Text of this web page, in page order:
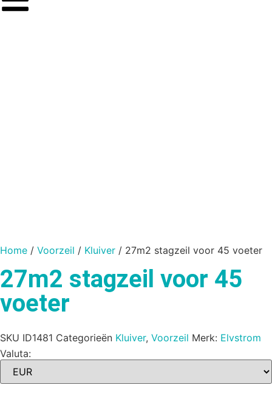
Home / Voorzeil / Kluiver / 27m2 stagzeil voor 45 voeter
27m2 stagzeil voor 45
voeter
SKU ID1481 Categorieën Kluiver, Voorzeil Merk: Elvstrom
Valuta: